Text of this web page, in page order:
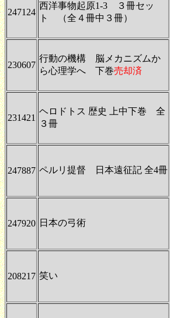
247124
西洋事物起原1-3 ３冊セッ
ト （全４冊中３冊）
230607
行動の機構 脳メカニズムか
ら心理学へ 下巻売却済
231421
ヘロドトス 歴史 上中下巻 全
３冊
247887 ペルリ提督 日本遠征記 全4冊
247920 日本の弓術
208217 笑い